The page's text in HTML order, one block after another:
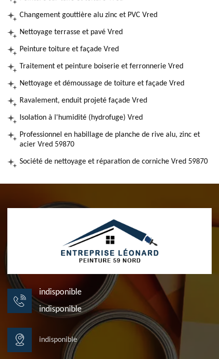
Changement gouttière alu zinc et PVC Vred
Nettoyage terrasse et pavé Vred
Peinture toiture et façade Vred
Traitement et peinture boiserie et ferronnerie Vred
Nettoyage et démoussage de toiture et façade Vred
Ravalement, enduit projeté façade Vred
Isolation à l'humidité (hydrofuge) Vred
Professionnel en habillage de planche de rive alu, zinc et
acier Vred 59870
Société de nettoyage et réparation de corniche Vred 59870
indisponible
indisponible
indisponible